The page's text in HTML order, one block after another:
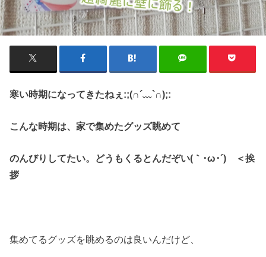
寒い時期になってきたねぇ:;(∩´﹏`∩);:
こんな時期は、家で集めたグッズ眺めて
のんびりしてたい。どうもくるとんだぞい(｀･ω･´)ゞ＜挨
拶
集めてるグッズを眺めるのは良いんだけど、